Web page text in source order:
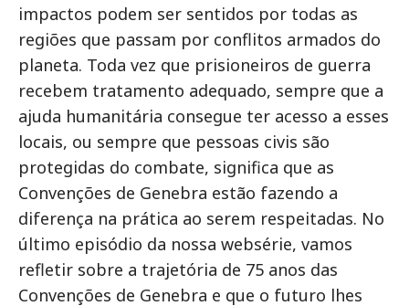
impactos podem ser sentidos por todas as
regiões que passam por conflitos armados do
planeta. Toda vez que prisioneiros de guerra
recebem tratamento adequado, sempre que a
ajuda humanitária consegue ter acesso a esses
locais, ou sempre que pessoas civis são
protegidas do combate, significa que as
Convenções de Genebra estão fazendo a
diferença na prática ao serem respeitadas. No
último episódio da nossa websérie, vamos
refletir sobre a trajetória de 75 anos das
Convenções de Genebra e que o futuro lhes